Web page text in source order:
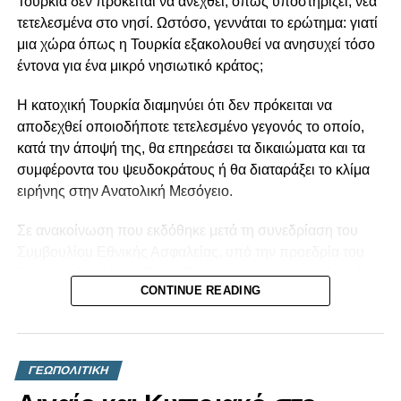
τετελεσμένα στο νησί. Ωστόσο, γεννάται το ερώτημα: γιατί
μια χώρα όπως η Τουρκία εξακολουθεί να ανησυχεί τόσο
έντονα για ένα μικρό νησιωτικό κράτος;
Η κατοχική Τουρκία διαμηνύει ότι δεν πρόκειται να
αποδεχθεί οποιοδήποτε τετελεσμένο γεγονός το οποίο,
κατά την άποψή της, θα επηρεάσει τα δικαιώματα και τα
συμφέροντα του ψευδοκράτους ή θα διαταράξει το κλίμα
ειρήνης στην Ανατολική Μεσόγειο.
Σε ανακοίνωση που εκδόθηκε μετά τη συνεδρίαση του
Τούρκου Προέδρου Ταγίπ Ερντογάν, αναφέρεται ότι: «Η
Τουρκία, ως εγγυήτρια δύναμη, διαθέτει τόσο τη
αναγκαία μέτρα, στο πλαίσιο του διεθνούς δικαίου, για τη
διασφάλιση της ασφάλειας, της ειρήνης και της ευημερίας
των Τουρκοκυπρίων».
CONTINUE READING
ΓΕΩΠΟΛΙΤΙΚΗ